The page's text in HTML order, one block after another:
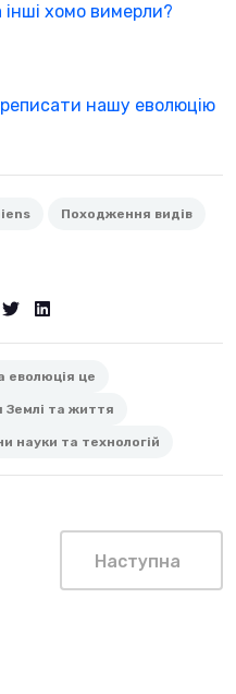
хомо вимерли?
нашу еволюцію
Походження видів
еволюція це
Землі та життя
науки та технологій
Наступна